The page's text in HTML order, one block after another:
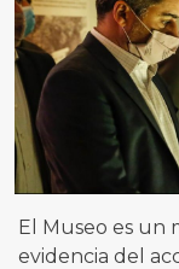
El Museo es un
evidencia del